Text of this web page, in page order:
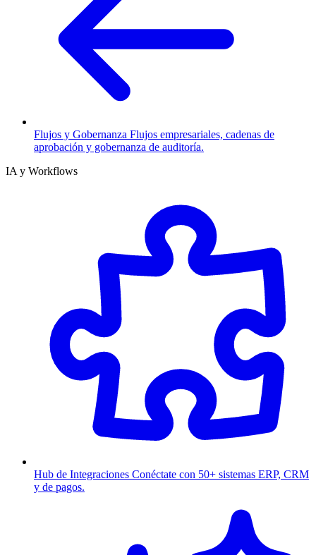
Flujos y Gobernanza Flujos empresariales, cadenas de
aprobación y gobernanza de auditoría.
IA y Workflows
Hub de Integraciones Conéctate con 50+ sistemas ERP, CRM
y de pagos.